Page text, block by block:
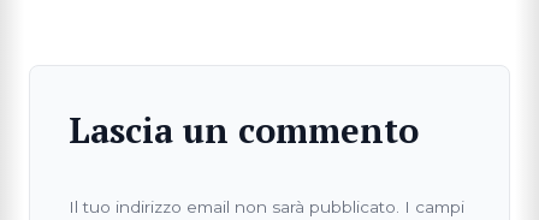
Lascia un commento
Il tuo indirizzo email non sarà pubblicato.
I campi